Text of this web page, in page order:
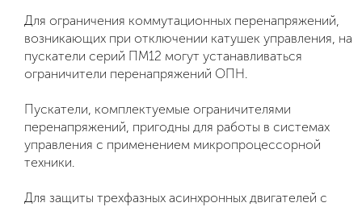
Для ограничения коммутационных перенапряжений,
возникающих при отключении катушек управления, на
пускатели серий ПМ12 могут устанавливаться
ограничители перенапряжений ОПН.
Пускатели, комплектуемые ограничителями
перенапряжений, пригодны для работы в системах
управления с применением микропроцессорной
техники.
Для защиты трехфазных асинхронных двигателей с